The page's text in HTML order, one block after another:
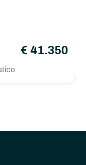
€ 41.350